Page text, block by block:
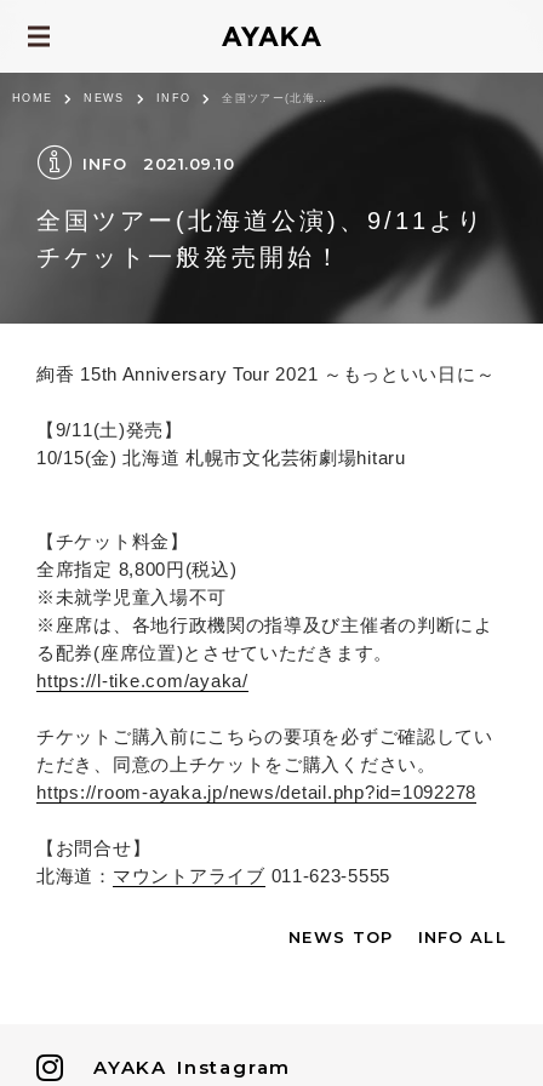
HOME NEWS INFO 全国ツアー(北海道公演)、9/11よりチケット一般発売開始！
INFO 2021.09.10
全国ツアー(北海道公演)、9/11より
チケット一般発売開始！
絢香 15th Anniversary Tour 2021 ～もっといい日に～
【9/11(土)発売】
10/15(金) 北海道 札幌市文化芸術劇場hitaru
【チケット料金】
全席指定 8,800円(税込)
※未就学児童入場不可
※座席は、各地行政機関の指導及び主催者の判断によ
る配券(座席位置)とさせていただきます。
https://l-tike.com/ayaka/
チケットご購入前にこちらの要項を必ずご確認してい
ただき、同意の上チケットをご購入ください。
https://room-ayaka.jp/news/detail.php?id=1092278
【お問合せ】
北海道： マウントアライブ 011-623-5555
NEWS TOP INFO ALL
AYAKA Instagram